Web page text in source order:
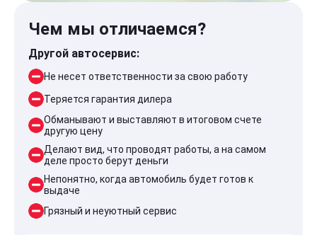
Чем мы отличаемся?
Другой автосервис:
Не несет ответственности за свою работу
Теряется гарантия дилера
Обманывают и выставляют в итоговом счете
другую цену
Делают вид, что проводят работы, а на самом
деле просто берут деньги
Непонятно, когда автомобиль будет готов к
выдаче
Грязный и неуютный сервис